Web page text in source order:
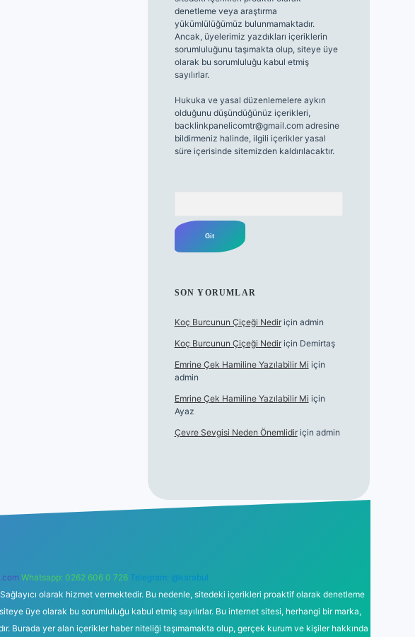
denetleme veya araştırma
yükümlülüğümüz bulunmamaktadır.
Ancak, üyelerimiz yazdıkları içeriklerin
sorumluluğunu taşımakta olup, siteye üye
olarak bu sorumluluğu kabul etmiş
sayılırlar.
Hukuka ve yasal düzenlemelere aykırı
olduğunu düşündüğünüz içerikleri,
backlinkpanelicomtr@gmail.comadresine
bildirmeniz halinde, ilgili içerikler yasal
süre içerisinde sitemizden kaldırılacaktır.
SON YORUMLAR
Koç Burcunun Çiçeği Nediriçin admin
Koç Burcunun Çiçeği Nediriçin Demirtaş
Emrine Çek Hamiline Yazılabilir Mi için
admin
Emrine Çek Hamiline Yazılabilir Mi için
Ayaz
Çevre Sevgisi Neden Önemlidiriçin admin
Whatsapp: 0262 606 0 726 Telegram: @karabul
olarak hizmet vermektedir. Bu nedenle, sitedeki içerikleri proaktif olarak denetleme
üye olarak bu sorumluluğu kabul etmiş sayılırlar. Bu internet sitesi, herhangi bir marka,
Burada yer alan içerikler haber niteliği taşımamakta olup, gerçek kurum ve kişiler hakkında